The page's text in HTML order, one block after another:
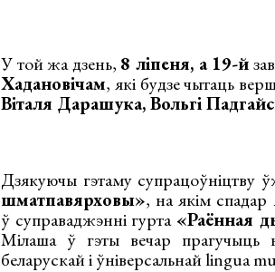
У той жа дзень, 8 ліпеня, а 19-й
Хадановічам, які будзе чытаць
Віталя Дарашука, Вольгі
Дзякуючы гэтаму супрацоўніцтву
шматпавярховы», на якім
ў суправаджэнні гурта «Раённая
Мілаша ў гэты вечар
беларускай і ўніверсальнай lingua